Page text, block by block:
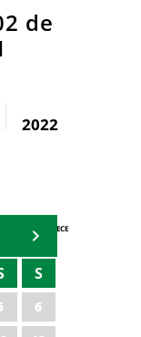
de
2022
AGENDA IPECE
S
6